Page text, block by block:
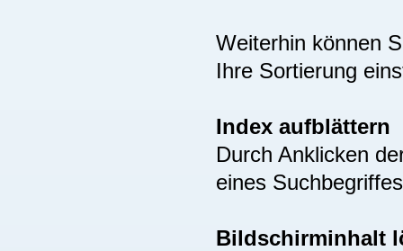
Weiterhin können
Ihre Sortierung
Index aufblättern
Durch Anklicken
eines
Bildschirminhalt